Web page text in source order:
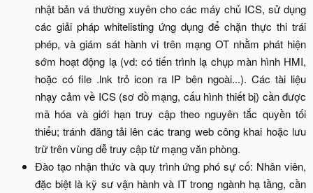
nhật bản vá thường xuyên cho các máy chủ ICS, sử dụng
các giải pháp whitelisting ứng dụng để chặn thực thi trái
phép, và giám sát hành vi trên mạng OT nhằm phát hiện
sớm hoạt động lạ (vd: có tiến trình lạ chụp màn hình HMI,
hoặc có file .lnk trỏ icon ra IP bên ngoài...). Các tài liệu
nhạy cảm về ICS (sơ đồ mạng, cấu hình thiết bị) cần được
mã hóa và giới hạn truy cập theo nguyên tắc quyền tối
thiểu; tránh đăng tải lên các trang web công khai hoặc lưu
trữ trên vùng dễ truy cập từ mạng văn phòng.​
Đào tạo nhận thức và quy trình ứng phó sự cố: Nhân viên,
đặc biệt là kỹ sư vận hành và IT trong ngành hạ tầng, cần